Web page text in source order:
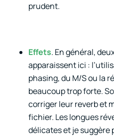
prudent.
Effets. En général,
apparaissent ici :
phasing, du M/S ou la
beaucoup trop forte.
corriger leur reverb et
fichier. Les longues
délicates et je suggère